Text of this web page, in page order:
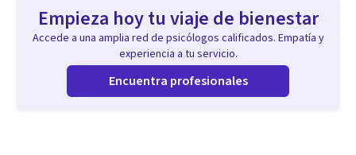
Empieza hoy tu viaje de bienestar
Accede a una amplia red de psicólogos calificados. Empatía y
experiencia a tu servicio.
Encuentra profesionales